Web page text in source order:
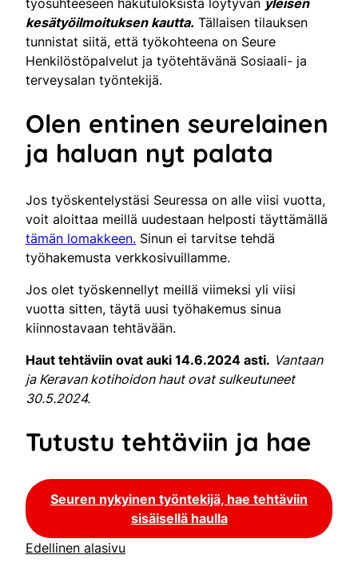
työsuhteeseen hakutuloksista löytyvän yleisen
kesätyöilmoituksen kautta. Tällaisen tilauksen
tunnistat siitä, että työkohteena on Seure
Henkilöstöpalvelut ja työtehtävänä Sosiaali- ja
terveysalan työntekijä.
Olen entinen seurelainen
ja haluan nyt palata
Jos työskentelystäsi Seuressa on alle viisi vuotta,
voit aloittaa meillä uudestaan helposti täyttämällä
tämän lomakkeen. Sinun ei tarvitse tehdä
työhakemusta verkkosivuillamme.
Jos olet työskennellyt meillä viimeksi yli viisi
vuotta sitten, täytä uusi työhakemus sinua
kiinnostavaan tehtävään.
Haut tehtäviin ovat auki 14.6.2024 asti. Vantaan
ja Keravan kotihoidon haut ovat sulkeutuneet
30.5.2024.
Tutustu tehtäviin ja hae
Seuren nykyinen työntekijä, hae tehtäviin
sisäisellä haulla
Edellinen alasivu